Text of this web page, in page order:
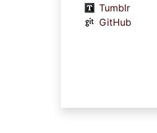
Tumblr
GitHub